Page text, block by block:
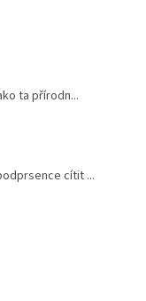
ta přírodn...
cítit ...